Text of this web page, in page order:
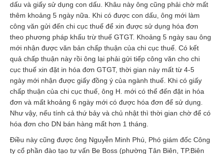
dấu và giấy sử dụng con dấu. Khâu này ông cũng phải chờ mất
thêm khoảng 5 ngày nữa. Khi có được con dấu, ông mới làm
công văn gửi đến chi cục thuế để xin được sử dụng hóa đơn
theo phương pháp khấu trừ thuế GTGT. Khoảng 5 ngày sau ông
mới nhận được văn bản chấp thuận của chi cục thuế. Có kết
quả chấp thuận này rồi ông lại phải gửi tiếp công văn cho chi
cục thuế xin đặt in hóa đơn GTGT, thời gian này mất từ 4-5
ngày mới nhận được giấy đồng ý của ngành thuế. Khi có giấy
chấp thuận của chi cục thuế, ông H. mới có thể đến đặt in hóa
đơn và mất khoảng 6 ngày mới có được hóa đơn để sử dụng.
Như vậy, nếu tính cả thứ bảy và chủ nhật thì thời gian chờ để có
hóa đơn cho DN bán hàng mất hơn 1 tháng.
Điều này cũng được ông Nguyễn Minh Phú, Phó giám đốc Công
ty cổ phần đào tạo tư vấn Be Boss (phường Tân Biên, TP.Biên